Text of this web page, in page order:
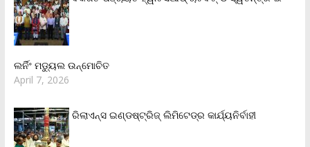
ଲର୍ନିଂ ମଡ୍ୟୁଲ ଉନ୍ମୋଚିତ
April 7, 2026
ରିଲାଏନ୍‌ସ ଇଣ୍ଡଷ୍ଟ୍ରିଜ୍ ଲିମିଟେଡ୍‌ର କାର୍ଯ୍ୟନିର୍ବାହୀ